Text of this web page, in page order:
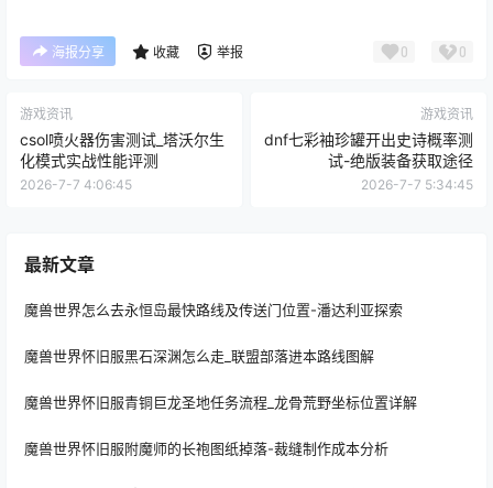
海报分享 收藏 举报 0 0
游戏资讯
csol喷火器伤害测试_塔沃尔生
化模式实战性能评测
2026-7-7 4:06:45
游戏资讯
dnf七彩袖珍罐开出史诗概率测
试-绝版装备获取途径
2026-7-7 5:34:45
最新文章
魔兽世界怎么去永恒岛最快路线及传送门位置-潘达利亚探索
魔兽世界怀旧服黑石深渊怎么走_联盟部落进本路线图解
魔兽世界怀旧服青铜巨龙圣地任务流程_龙骨荒野坐标位置详解
魔兽世界怀旧服附魔师的长袍图纸掉落-裁缝制作成本分析